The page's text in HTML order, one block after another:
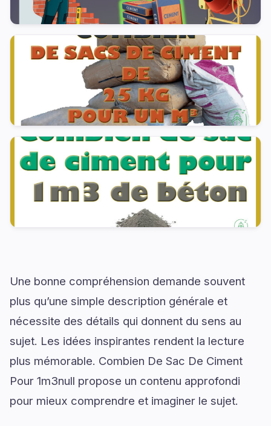
Une bonne compréhension demande souvent
plus qu’une simple description générale et
nécessite des détails qui donnent du sens au
sujet. Les idées inspirantes rendent la lecture
plus mémorable. Combien De Sac De Ciment
Pour 1m3null propose un contenu approfondi
pour mieux comprendre et imaginer le sujet.